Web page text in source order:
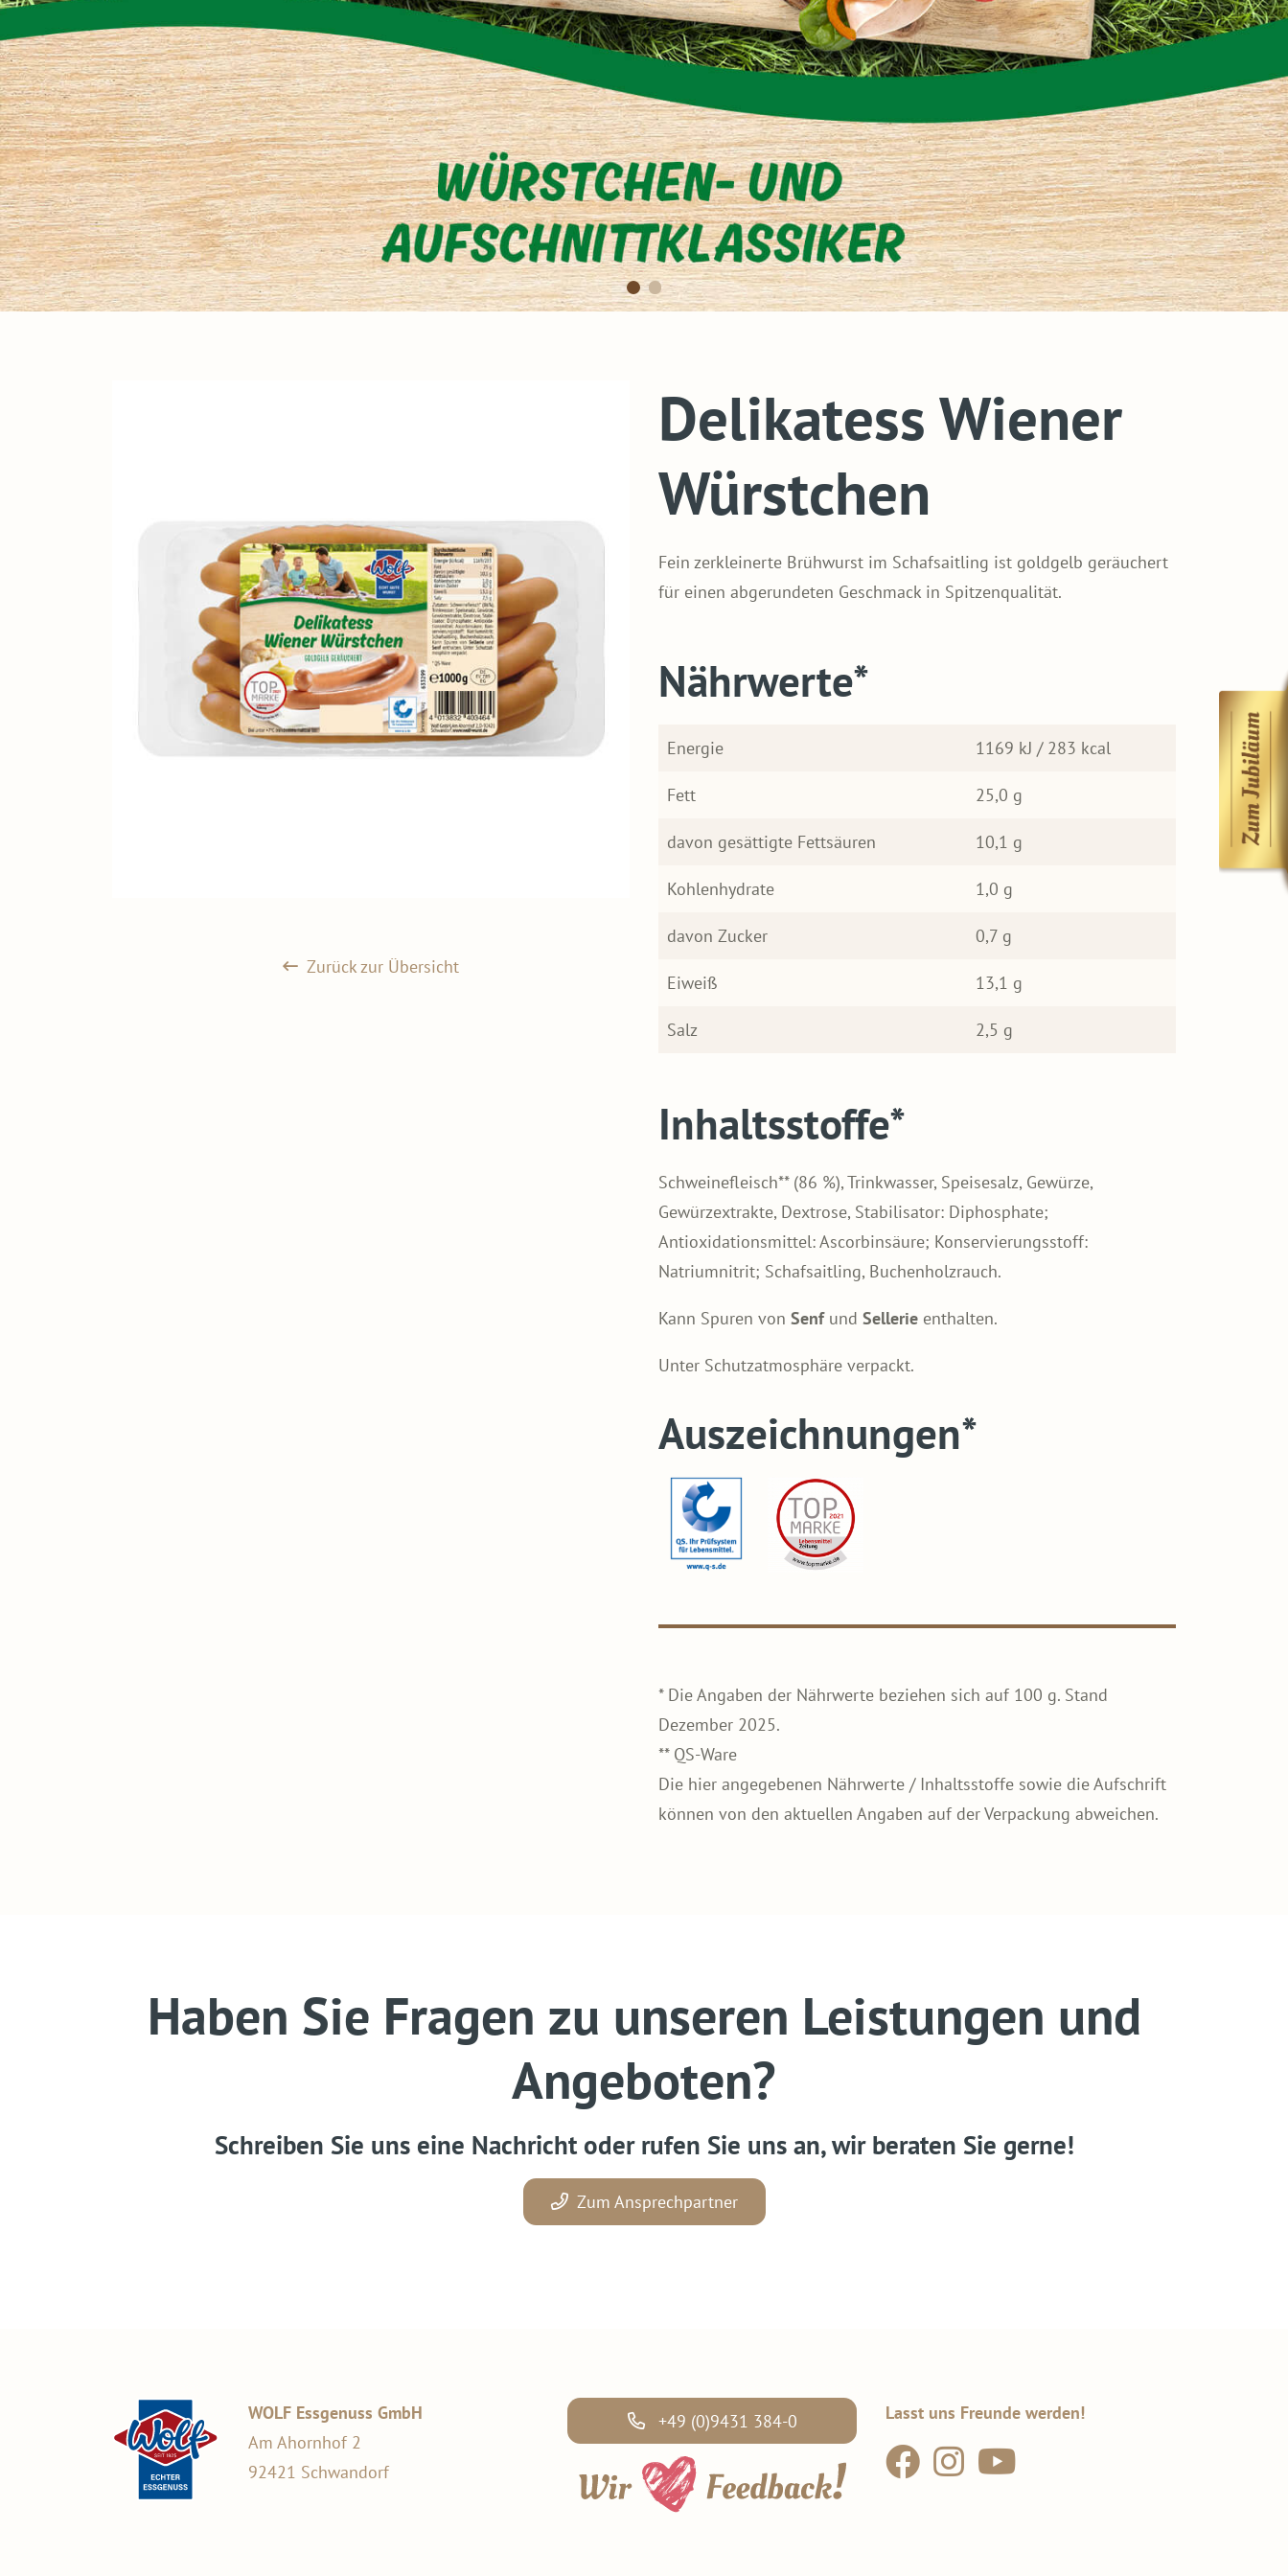
Zurück zur Übersicht
Delikatess Wiener
Würstchen
Fein zerkleinerte Brühwurst im Schafsaitling ist goldgelb geräuchert
für einen abgerundeten Geschmack in Spitzenqualität.
Nährwerte*
Energie 1169 kJ / 283 kcal
Fett 25,0 g
davon gesättigte Fettsäuren 10,1 g
Kohlenhydrate 1,0 g
davon Zucker 0,7 g
Eiweiß 13,1 g
Salz 2,5 g
Inhaltsstoffe*
Schweinefleisch** (86 %), Trinkwasser, Speisesalz, Gewürze,
Gewürzextrakte, Dextrose, Stabilisator: Diphosphate;
Antioxidationsmittel: Ascorbinsäure; Konservierungsstoff:
Natriumnitrit; Schafsaitling, Buchenholzrauch.
Kann Spuren von Senfund Sellerie enthalten.
Unter Schutzatmosphäre verpackt.
Auszeichnungen*
* Die Angaben der Nährwerte beziehen sich auf 100 g. Stand
Dezember 2025.
** QS-Ware
Die hier angegebenen Nährwerte / Inhaltsstoffe sowie die Aufschrift
können von den aktuellen Angaben auf der Verpackung abweichen.
Haben Sie Fragen zu unseren Leistungen und
Angeboten?
Schreiben Sie uns eine Nachricht oder rufen Sie uns an, wir beraten Sie gerne!
Zum Ansprechpartner
WOLF Essgenuss GmbH
Am Ahornhof 2
92421 Schwandorf
+49 (0)9431 384-0 Lasst uns Freunde werden!